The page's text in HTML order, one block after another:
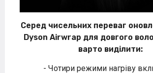
Серед чисельних переваг
Dyson Airwrap для довгого
варто виділити:
- Чотири режими нагріву